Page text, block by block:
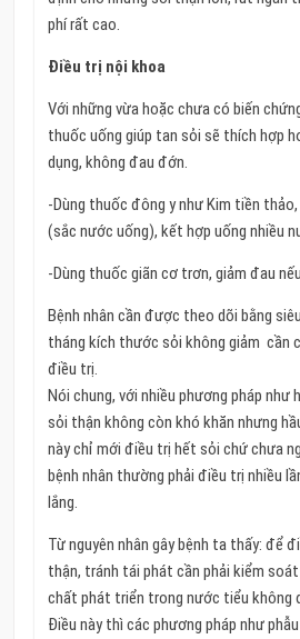
phí rất cao.
Điều trị nội khoa
Với những vừa hoặc chưa có biến
thuốc uống giúp tan sỏi sẽ thích hợp
dụng, không đau đớn.
-Dùng thuốc đông y như Kim tiền
(sắc nước uống), kết hợp uống nhiều
-Dùng thuốc giãn cơ trơn, giảm đau
Bệnh nhân cần được theo dõi bằng
tháng kích thước sỏi không giảm cần
điều trị.
Nói chung, với nhiều phương pháp như
sỏi thận không còn khó khăn nhưng
này chỉ mới điều trị hết sỏi chứ chưa
bệnh nhân thường phải điều trị nhiều
lắng.
Từ nguyên nhân gây bệnh ta thấy: để
thận, tránh tái phát cần phải kiểm
chất phát triển trong nước tiểu không
Điều này thì các phương pháp như